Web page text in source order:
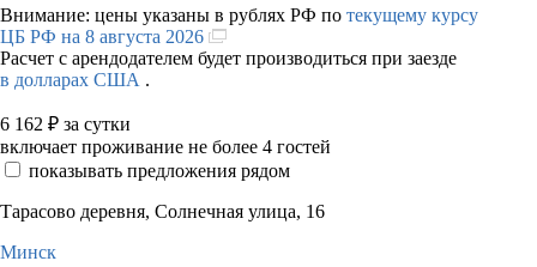
Внимание: цены указаны в рублях РФ по текущему курсу
ЦБ РФ на 8 августа 2026
Расчет с арендодателем будет производиться при заезде
в долларах США .
6 162 ₽ за сутки
включает проживание не более 4 гостей
показывать предложения рядом
Тарасово деревня, Солнечная улица, 16
Минск